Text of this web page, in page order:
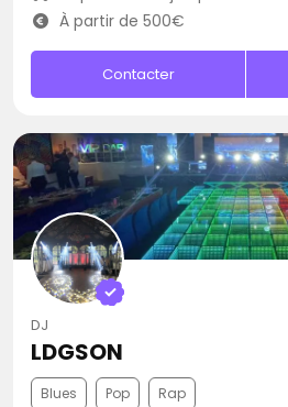
À partir de 500€
Contacter
DJ
LDGSON
Blues Pop Rap